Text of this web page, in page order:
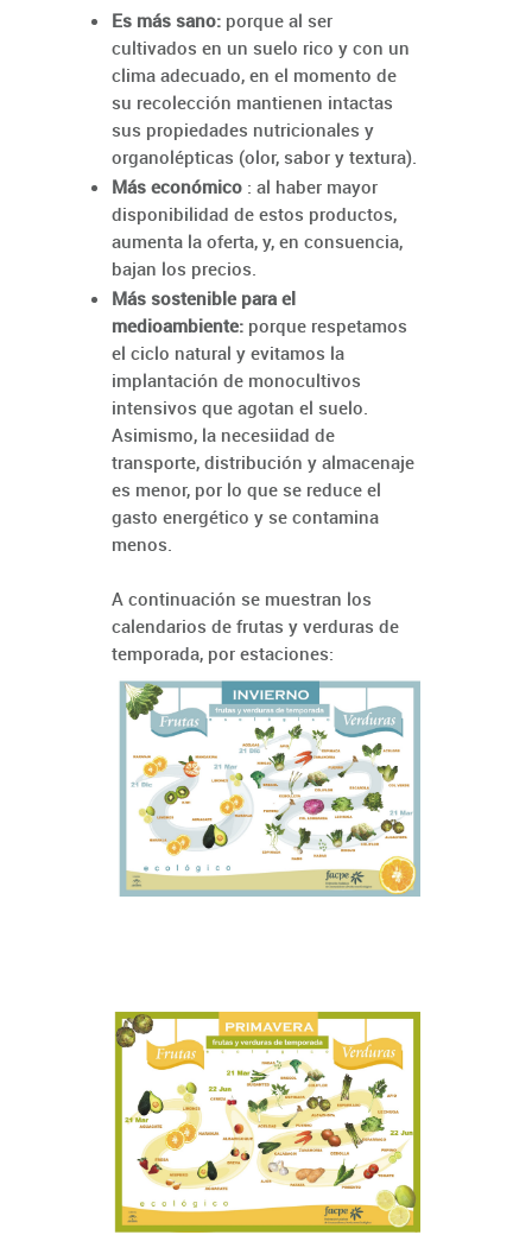
Es más sano: porque al ser
cultivados en un suelo rico y con un
clima adecuado, en el momento de
su recolección mantienen intactas
sus propiedades nutricionales y
organolépticas (olor, sabor y textura).
Más económico : al haber mayor
disponibilidad de estos productos,
aumenta la oferta, y, en consuencia,
bajan los precios.
Más sostenible para el
medioambiente: porque respetamos
el ciclo natural y evitamos la
implantación de monocultivos
intensivos que agotan el suelo.
Asimismo, la necesiidad de
transporte, distribución y almacenaje
es menor, por lo que se reduce el
gasto energético y se contamina
menos.
A continuación se muestran los
calendarios de frutas y verduras de
temporada, por estaciones: